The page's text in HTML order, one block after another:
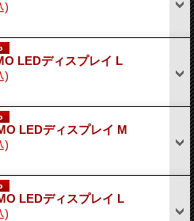
)
LEDディスプレイ L
)
LEDディスプレイ M
)
LEDディスプレイ L
)